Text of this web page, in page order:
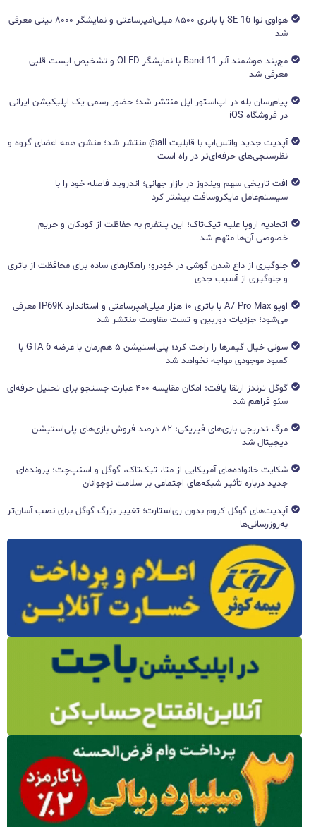
هواوی نوا 16 SE با باتری ۸۵۰۰ میلی‌آمپرساعتی و نمایشگر ۸۰۰۰ نیتی معرفی
شد
مچ‌بند هوشمند آنر Band 11 با نمایشگر OLED و تشخیص ایست قلبی
معرفی شد
پیام‌رسان بله در اپ‌استور اپل منتشر شد؛ حضور رسمی یک اپلیکیشن ایرانی
در فروشگاه iOS
آپدیت جدید واتس‌اپ با قابلیت all@ منتشر شد؛ منشن همه اعضای گروه و
نظرسنجی‌های حرفه‌ای‌تر در راه است
افت تاریخی سهم ویندوز در بازار جهانی؛ اندروید فاصله خود را با
سیستم‌عامل مایکروسافت بیشتر کرد
اتحادیه اروپا علیه تیک‌تاک؛ این پلتفرم به حفاظت از کودکان و حریم
خصوصی آن‌ها متهم شد
جلوگیری از داغ شدن گوشی در خودرو؛ راهکارهای ساده برای محافظت از باتری
و جلوگیری از آسیب جدی
اوپو A7 Pro Max با باتری ۱۰ هزار میلی‌آمپرساعتی و استاندارد IP69K معرفی
می‌شود؛ جزئیات دوربین و تست مقاومت منتشر شد
سونی خیال گیمرها را راحت کرد؛ پلی‌استیشن ۵ هم‌زمان با عرضه GTA 6 با
کمبود موجودی مواجه نخواهد شد
گوگل ترندز ارتقا یافت؛ امکان مقایسه ۴۰۰ عبارت جستجو برای تحلیل حرفه‌ای
سئو فراهم شد
مرگ تدریجی بازی‌های فیزیکی؛ ۸۲ درصد فروش بازی‌های پلی‌استیشن
دیجیتال شد
شکایت خانواده‌های آمریکایی از متا، تیک‌تاک، گوگل و اسنپ‌چت؛ پرونده‌ای
جدید درباره تأثیر شبکه‌های اجتماعی بر سلامت نوجوانان
آپدیت‌های گوگل کروم بدون ری‌استارت؛ تغییر بزرگ گوگل برای نصب آسان‌تر
به‌روزرسانی‌ها